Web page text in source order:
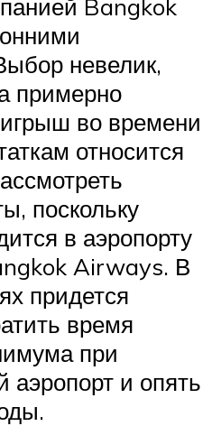
Bangkok
невелик,
примерно
во времени
относится
поскольку
в аэропорту
Airways. В
придется
время
при
аэропорт и опять